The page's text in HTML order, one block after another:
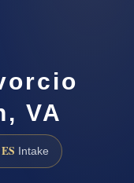
VA
Intake